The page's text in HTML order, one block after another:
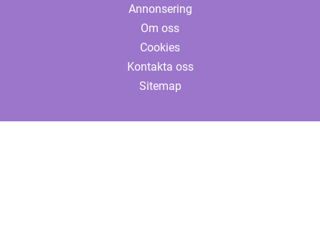
Annonsering
Om oss
Cookies
Kontakta oss
Sitemap